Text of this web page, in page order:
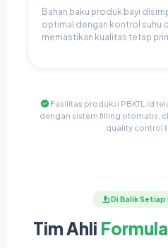
Bahan baku produk bayi
optimal dengan kontrol suhu
memastikan kualitas tetap
Fasilitas produksi PBKTL.id
dengan sistem filling otomatis,
quality control
Di Balik Setiap
Tim Ahli